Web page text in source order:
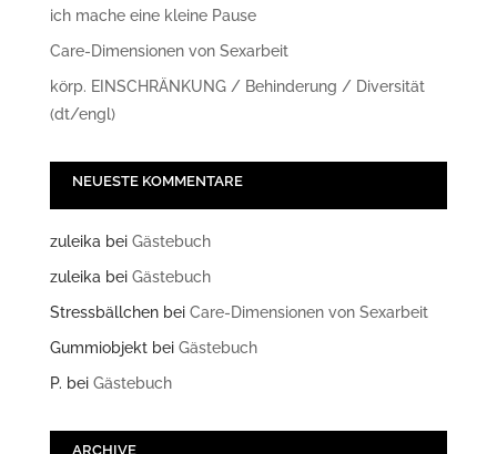
ich mache eine kleine Pause
Care-Dimensionen von Sexarbeit
körp. EINSCHRÄNKUNG / Behinderung / Diversität
(dt/engl)
NEUESTE KOMMENTARE
zuleikabei Gästebuch
zuleikabei Gästebuch
Stressbällchenbei Care-Dimensionen von Sexarbeit
Gummiobjektbei Gästebuch
P. bei Gästebuch
ARCHIVE